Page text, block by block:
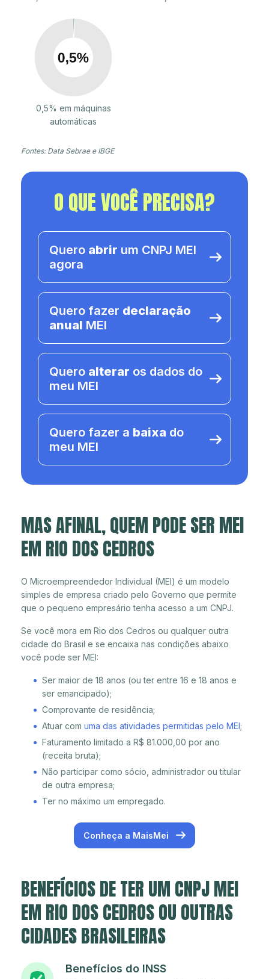
0,5% em máquinas
automáticas
Fontes: Data Sebrae e IBGE
O QUE VOCÊ PRECISA?
Quero abrir um CNPJ MEI
agora
Quero fazer declaração
anual MEI
Quero alterar os dados do
meu MEI
Quero fazer a baixa do
meu MEI
MAS AFINAL, QUEM PODE SER MEI
EM RIO DOS CEDROS
O Microempreendedor Individual (MEI) é um modelo
simples de empresa criado pelo Governo que permite
que o pequeno empresário tenha acesso a um CNPJ.
Se você mora em Rio dos Cedros ou qualquer outra
cidade do Brasil e se encaixa nas condições abaixo
você pode ser MEI:
Ser maior de 18 anos (ou ter entre 16 e 18 anos e
ser emancipado);
Comprovante de residência;
Atuar com uma das atividades permitidas pelo MEI;
Faturamento limitado a R$ 81.000,00 por ano
(receita bruta);
Não participar como sócio, administrador ou titular
de outra empresa;
Ter no máximo um empregado.
Conheça a MaisMei
BENEFÍCIOS DE TER UM CNPJ MEI
EM RIO DOS CEDROS OU OUTRAS
CIDADES BRASILEIRAS
Benefícios do INSS